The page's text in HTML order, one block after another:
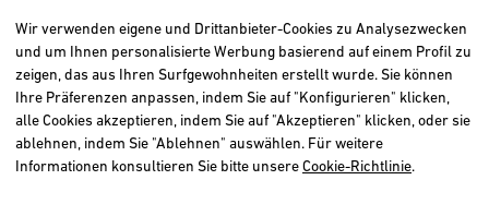
BELGIË / BELGIQUE
DEUTSCHLAND
ESPAÑA
Wir verwenden eigene und Drittanbieter-Cookies zu Analysezwecken
und um Ihnen personalisierte Werbung basierend auf einem Profil zu
zeigen, das aus Ihren Surfgewohnheiten erstellt wurde. Sie können
Ihre Präferenzen anpassen, indem Sie auf "Konfigurieren" klicken,
alle Cookies akzeptieren, indem Sie auf "Akzeptieren" klicken, oder sie
ablehnen, indem Sie "Ablehnen" auswählen. Für weitere
Informationen konsultieren Sie bitte unsere Cookie-Richtlinie.